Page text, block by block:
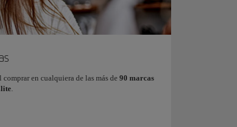
comprar en cualquiera de las más de 90 marcas
.